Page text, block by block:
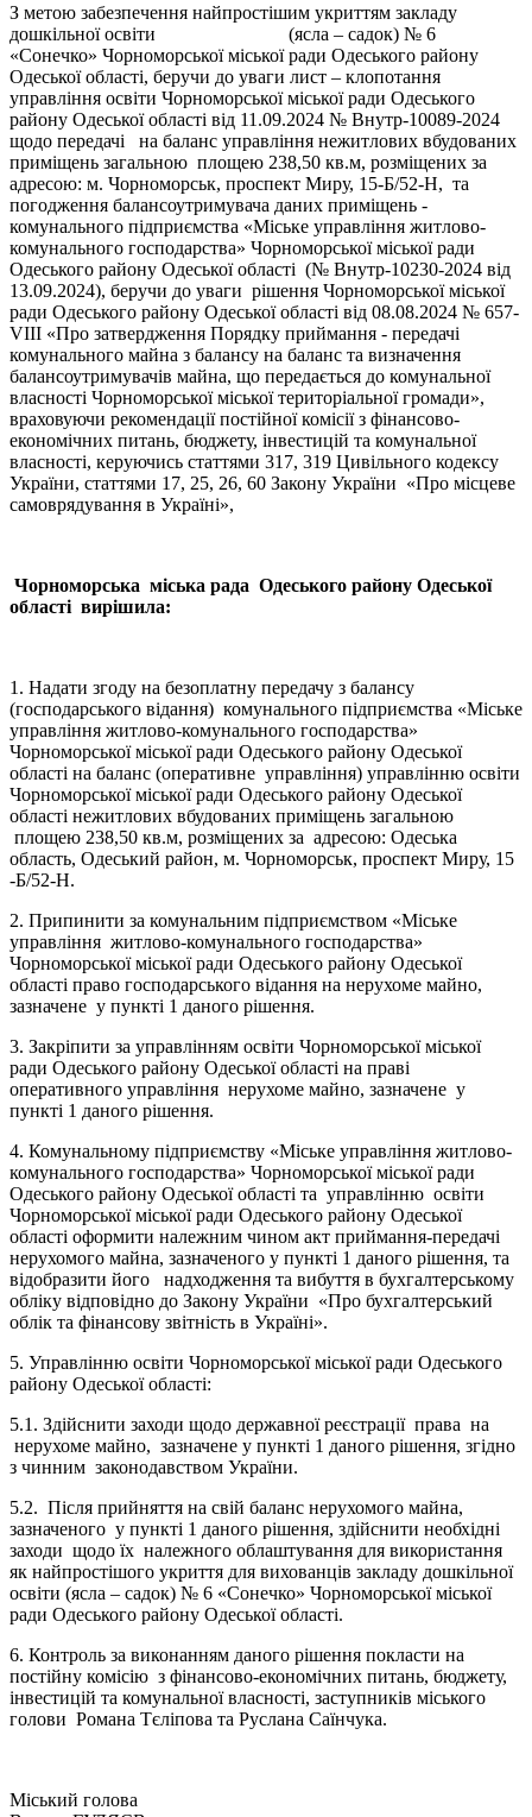
З метою забезпечення найпростішим укриттям закладу
дошкільної освіти (ясла – садок) № 6
«Сонечко» Чорноморської міської ради Одеського району
Одеської області, беручи до уваги лист – клопотання
управління освіти Чорноморської міської ради Одеського
району Одеської області від 11.09.2024 № Внутр-10089-2024
щодо передачі на баланс управління нежитлових вбудованих
приміщень загальною площею 238,50 кв.м, розміщених за
адресою: м. Чорноморськ, проспект Миру, 15-Б/52-Н, та
погодження балансоутримувача даних приміщень -
комунального підприємства «Міське управління житлово-
комунального господарства» Чорноморської міської ради
Одеського району Одеської області (№ Внутр-10230-2024 від
13.09.2024), беручи до уваги рішення Чорноморської міської
ради Одеського району Одеської області від 08.08.2024 № 657-
VIII «Про затвердження Порядку приймання - передачі
комунального майна з балансу на баланс та визначення
балансоутримувачів майна, що передається до комунальної
власності Чорноморської міської територіальної громади»,
враховуючи рекомендації постійної комісії з фінансово-
економічних питань, бюджету, інвестицій та комунальної
власності, керуючись статтями 317, 319 Цивільного кодексу
України, статтями 17, 25, 26, 60 Закону України «Про місцеве
самоврядування в Україні»,
Чорноморська міська рада Одеського району Одеської
області вирішила:
1. Надати згоду на безоплатну передачу з балансу
(господарського відання) комунального підприємства «Міське
управління житлово-комунального господарства»
Чорноморської міської ради Одеського району Одеської
області на баланс (оперативне управління) управлінню освіти
Чорноморської міської ради Одеського району Одеської
області нежитлових вбудованих приміщень загальною
площею 238,50 кв.м, розміщених за адресою: Одеська
область, Одеський район, м. Чорноморськ, проспект Миру, 15
-Б/52-Н.
2. Припинити за комунальним підприємством «Міське
управління житлово-комунального господарства»
Чорноморської міської ради Одеського району Одеської
області право господарського відання на нерухоме майно,
зазначене у пункті 1 даного рішення.
3. Закріпити за управлінням освіти Чорноморської міської
ради Одеського району Одеської області на праві
оперативного управління нерухоме майно, зазначене у
пункті 1 даного рішення.
4. Комунальному підприємству «Міське управління житлово-
комунального господарства» Чорноморської міської ради
Одеського району Одеської області та управлінню освіти
Чорноморської міської ради Одеського району Одеської
області оформити належним чином акт приймання-передачі
нерухомого майна, зазначеного у пункті 1 даного рішення, та
відобразити його надходження та вибуття в бухгалтерському
обліку відповідно до Закону України «Про бухгалтерський
облік та фінансову звітність в Україні».
5. Управлінню освіти Чорноморської міської ради Одеського
району Одеської області:
5.1. Здійснити заходи щодо державної реєстрації права на
нерухоме майно, зазначене у пункті 1 даного рішення, згідно
з чинним законодавством України.
5.2. Після прийняття на свій баланс нерухомого майна,
зазначеного у пункті 1 даного рішення, здійснити необхідні
заходи щодо їх належного облаштування для використання
як найпростішого укриття для вихованців закладу дошкільної
освіти (ясла – садок) № 6 «Сонечко» Чорноморської міської
ради Одеського району Одеської області.
6. Контроль за виконанням даного рішення покласти на
постійну комісію з фінансово-економічних питань, бюджету,
інвестицій та комунальної власності, заступників міського
голови Романа Тєліпова та Руслана Саїнчука.
Міський голова